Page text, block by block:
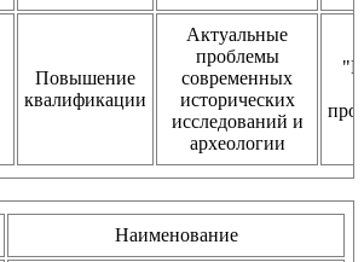
Повышение
квалификации
Актуальные
проблемы
современных
исторических
исследований и
археологии
Наименование